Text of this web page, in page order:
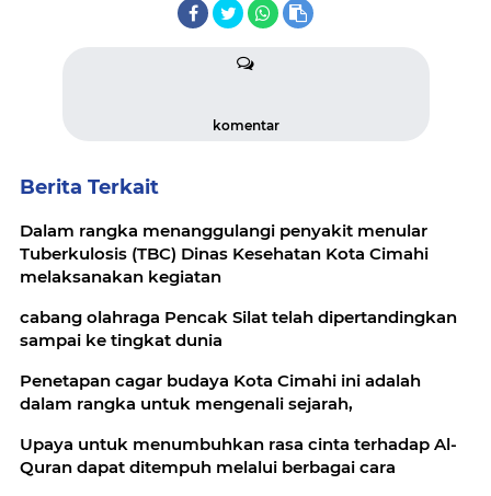
komentar
Berita Terkait
Dalam rangka menanggulangi penyakit menular
Tuberkulosis (TBC) Dinas Kesehatan Kota Cimahi
melaksanakan kegiatan
cabang olahraga Pencak Silat telah dipertandingkan
sampai ke tingkat dunia
Penetapan cagar budaya Kota Cimahi ini adalah
dalam rangka untuk mengenali sejarah,
Upaya untuk menumbuhkan rasa cinta terhadap Al-
Quran dapat ditempuh melalui berbagai cara